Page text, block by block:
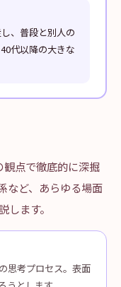
、普段と別人の
代以降の大きな
点で徹底的に深掘
など、あらゆる場面
ます。
思考プロセス。表面